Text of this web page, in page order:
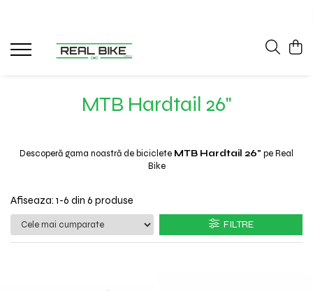
Biciclete
MTB Hardtail 27.5"
Trekking / Oraș
Electrice - E-Bike
Electrice - Scutere
Articole copii
Winter
MTB Hardtail 26"
Descoperă gama noastră de biciclete MTB Hardtail 26" pe Real
Bike
Afiseaza: 1-6 din 6 produse
FILTRE